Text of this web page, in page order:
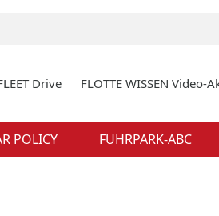
Drive FLOTTE WISSEN Video-
POLICY FUHRPARK-ABC